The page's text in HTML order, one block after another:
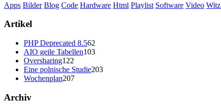
Apps Bilder Blog Code Hardware Html Playlist Software Video
Artikel
PHP Deprecated 8.562
AIO geile Tabellen103
Oversharing122
Eine polnische Studie203
Wochenplan207
Archiv